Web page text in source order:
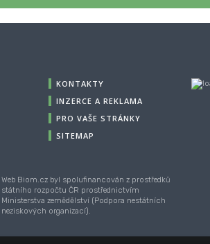
KONTAKTY
INZERCE A REKLAMA
PRO VAŠE STRÁNKY
SITEMAP
Web Biom.cz byl spolufinancován z prostředků
státního rozpočtu ČR prostřednictvím
Ministerstva zemědělství (Podpora nestátních
neziskových organizací).